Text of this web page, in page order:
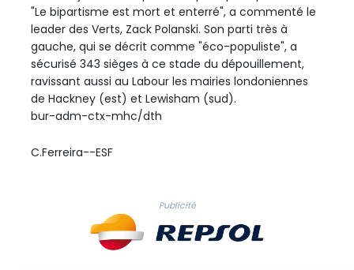
"Le bipartisme est mort et enterré", a commenté le
leader des Verts, Zack Polanski. Son parti très à
gauche, qui se décrit comme "éco-populiste", a
sécurisé 343 sièges à ce stade du dépouillement,
ravissant aussi au Labour les mairies londoniennes
de Hackney (est) et Lewisham (sud).
bur-adm-ctx-mhc/dth
C.Ferreira--ESF
Publicité